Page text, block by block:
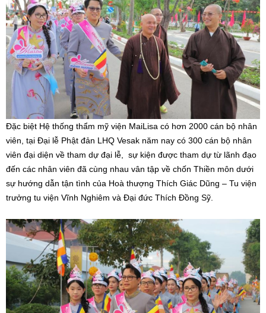
Đặc biệt Hệ thống thẩm mỹ viện MaiLisa có hơn 2000 cán bộ nhân
viên, tại Đại lễ Phật đản LHQ Vesak năm nay có 300 cán bộ nhân
viên đại diện về tham dự đại lễ, sự kiện được tham dự từ lãnh đạo
đến các nhân viên đã cùng nhau vân tập về chốn Thiền môn dưới
sự hướng dẫn tận tình của Hoà thượng Thích Giác Dũng – Tu viện
trưởng tu viện Vĩnh Nghiêm và Đại đức Thích Đồng Sỹ.